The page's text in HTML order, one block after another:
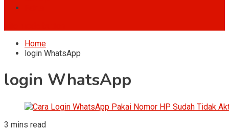
Home
login WhatsApp
login WhatsApp
3 mins read